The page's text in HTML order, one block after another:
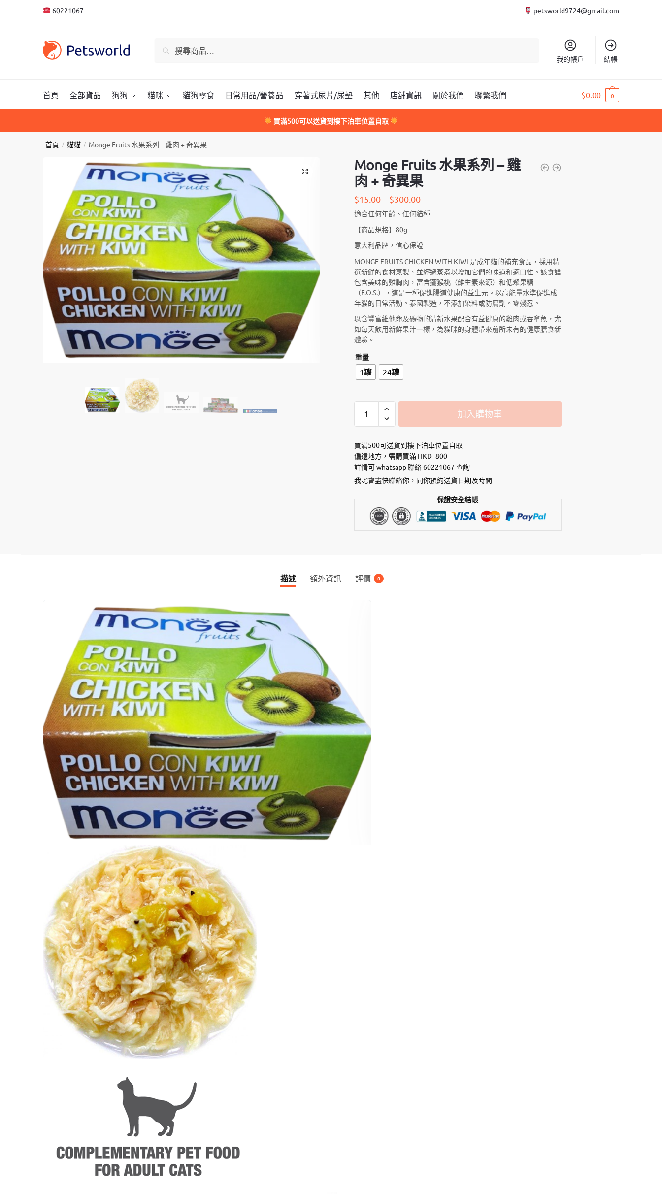
60221067 petsworld9724@gmail.com
字:
搜尋
我的帳戶 結帳
首頁 全部貨品 狗狗 貓咪 貓狗零食 日常用品/營養品 穿著式尿片/尿墊 其他 店舖資訊 關於我們 聯繫我們 $0.00 0
買滿500可以送貨到樓下泊車位置自取
首頁 / 貓貓 / Monge Fruits 水果系列 – 雞肉 + 奇異果
Monge Fruits 水果系列 – 雞
肉 + 奇異果
$15.00– $300.00
適合任何年齡、任何貓種
【商品規格】80g
意大利品牌，信心保證
MONGE FRUITS CHICKEN WITH KIWI 是成年貓的補充食品，採用精
選新鮮的食材烹製，並經過蒸煮以增加它們的味道和適口性。該食譜
包含美味的雞胸肉，富含獼猴桃（維生素來源）和低聚果糖
（F.O.S.），這是一種促進腸道健康的益生元。以高能量水準促進成
年貓的日常活動。泰國製造，不添加染料或防腐劑。零殘忍。
以含豐富維他命及礦物的清新水果配合有益健康的雞肉或吞拿魚，尤
如每天飲用新鮮果汁一樣，為貓咪的身體帶來前所未有的健康膳食新
體驗。
重量
1罐 24罐
Fruits
果
系
列
-
量
加入購物車
買滿500可送貨到樓下泊車位置自取
偏遠地方，需購買滿 HKD_800
詳情可 whatsapp 聯絡 60221067 查詢
我哋會盡快聯絡你，同你預約送貨日期及時間
保證安全結帳
描述 額外資訊 評價 0